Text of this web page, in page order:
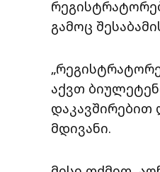
გამოც
აქვთ
დაკავშირებით
მდივანი.